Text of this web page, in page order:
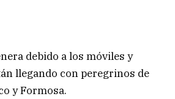
debido a los móviles y
llegando con peregrinos de
y Formosa.